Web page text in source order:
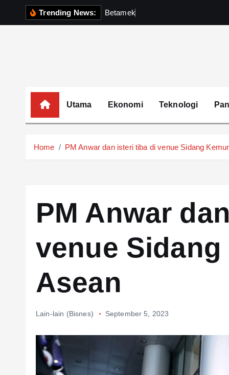
Trending News: Betamek
Utama Ekonomi Teknologi
Home PM Anwar dan isteri tiba di venue Sidang
PM Anwar
venue
Asean
Lain-lain (Bisnes) September 5, 2023